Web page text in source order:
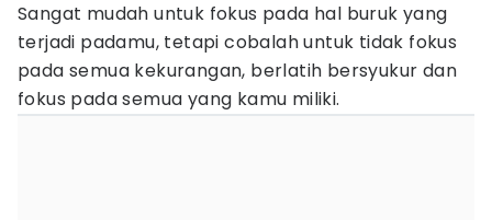
Sangat mudah untuk fokus pada hal buruk yang
terjadi padamu, tetapi cobalah untuk tidak fokus
pada semua kekurangan, berlatih bersyukur dan
fokus pada semua yang kamu miliki.